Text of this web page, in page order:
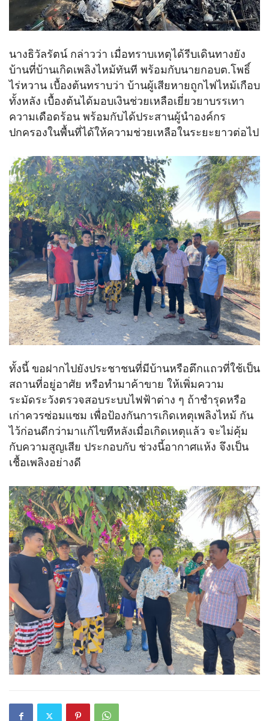
นางธิวัลรัตน์ กล่าวว่า เมื่อทราบเหตุได้รีบเดินทางยัง
บ้านที่บ้านเกิดเพลิงไหม้ทันที พร้อมกับนายกอบต.โพธิ์
ไร่หวาน เบื้องต้นทราบว่า บ้านผู้เสียหายถูกไฟไหม้เกือบ
ทั้งหลัง เบื้องต้นได้มอบเงินช่วยเหลือเยี่ยวยาบรรเทา
ความเดือดร้อน พร้อมกับได้ประสานผู้นำองค์กร
ปกครองในพื้นที่ได้ให้ความช่วยเหลือในระยะยาวต่อไป
ทั้งนี้ ขอฝากไปยังประชาชนที่มีบ้านหรือตึกแถวที่ใช้เป็น
สถานที่อยู่อาศัย หรือทำมาค้าขาย ให้เพิ่มความ
ระมัดระวังตรวจสอบระบบไฟฟ้าต่าง ๆ ถ้าชำรุดหรือ
เก่าควรซ่อมแซม เพื่อป้องกันการเกิดเหตุเพลิงไหม้ กัน
ไว้ก่อนดีกว่ามาแก้ไขทีหลังเมื่อเกิดเหตุแล้ว จะไม่คุ้ม
กับความสูญเสีย ประกอบกับ ช่วงนี้อากาศแห้ง จึงเป็น
เชื้อเพลิงอย่างดี